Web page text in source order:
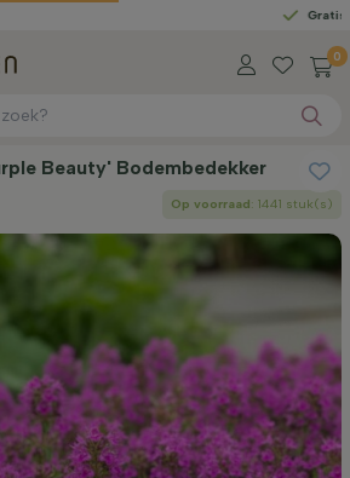
Gratis geleverd
0
Beauty' Bodembedekker
Op voorraad: 1441 stuk(s)